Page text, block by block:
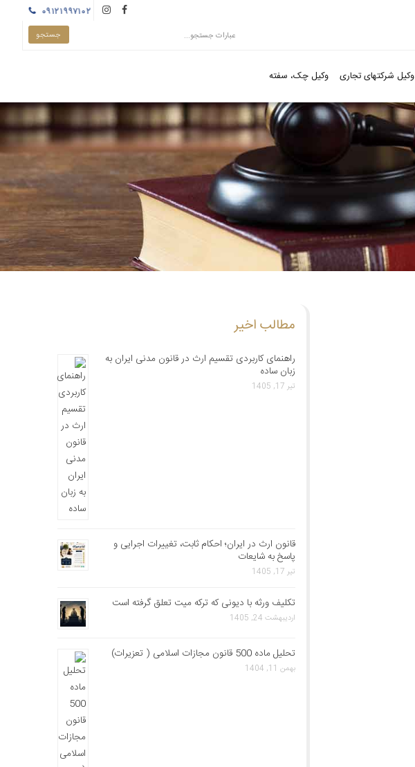
۰۹۱۲۱۹۹۷۱۰۲
وکیل شرکتهای تجاری وکیل چک، سفته
مطالب اخیر
راهنمای کاربردی تقسیم ارث در قانون مدنی ایران به
زبان ساده
تیر 17, 1405
قانون ارث در ایران؛ احکام ثابت، تغییرات اجرایی و
پاسخ به شایعات
تیر 17, 1405
تکلیف ورثه با دیونی که ترکه میت تعلق گرفته است
اردیبهشت 24, 1405
تحلیل ماده 500 قانون مجازات اسلامی ( تعزیرات)
بهمن 11, 1404